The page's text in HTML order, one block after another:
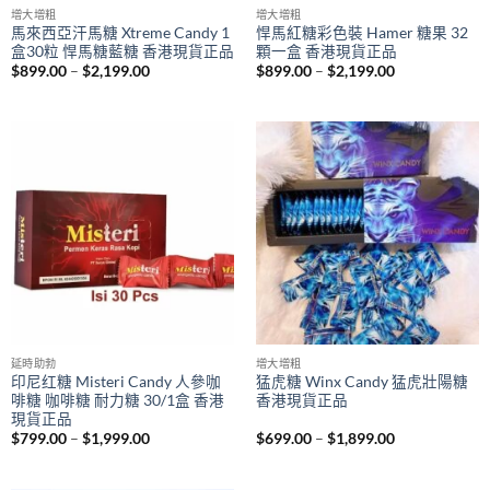
增大增粗
馬來西亞汗馬糖 Xtreme Candy 1
盒30粒 悍馬糖藍糖 香港現貨正品
$899.00 – $2,199.00Price
增大增粗
悍馬紅糖彩色裝 Hamer 糖果 32
顆一盒 香港現貨正品
$899.00 – $2,199.00Price
$2,199.00
延時助勃
印尼红糖 Misteri Candy 人參咖
啡糖 咖啡糖 耐力糖 30/1盒 香港
現貨正品
$799.00 – $1,999.00Price
增大增粗
猛虎糖 Winx Candy 猛虎壯陽糖
香港現貨正品
$699.00 – $1,899.00Price